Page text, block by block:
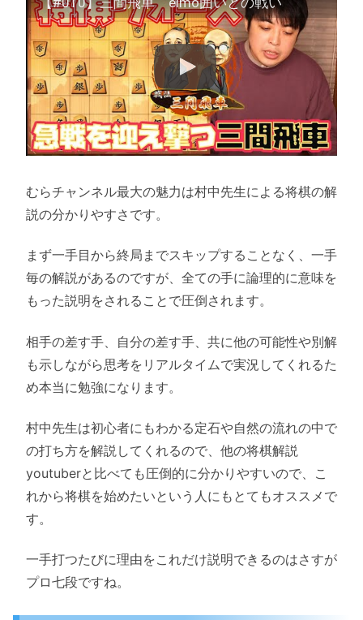
むらチャンネル最大の魅力は村中先生による将棋の解
説の分かりやすさです。
まず一手目から終局までスキップすることなく、一手
毎の解説があるのですが、全ての手に論理的に意味を
もった説明をされることで圧倒されます。
相手の差す手、自分の差す手、共に他の可能性や別解
も示しながら思考をリアルタイムで実況してくれるた
め本当に勉強になります。
村中先生は初心者にもわかる定石や自然の流れの中で
の打ち方を解説してくれるので、他の将棋解説
youtuberと比べても圧倒的に分かりやすいので、こ
れから将棋を始めたいという人にもとてもオススメで
す。
一手打つたびに理由をこれだけ説明できるのはさすが
プロ七段ですね。